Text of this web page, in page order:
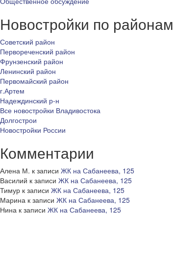
Новостройки по районам
Советский район
Первореченский район
Фрунзенский район
Ленинский район
Первомайский район
г.Артем
Надеждинский р-н
Все новостройки Владивостока
Долгострои
Новостройки России
Комментарии
Алена М. к записи ЖК на Сабанеева, 125
Василий к записи ЖК на Сабанеева, 125
Тимур к записи ЖК на Сабанеева, 125
Марина к записи ЖК на Сабанеева, 125
Нина к записи ЖК на Сабанеева, 125